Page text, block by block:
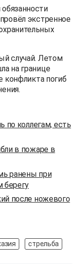
экстренное
случай. Летом
на границе
конфликта погиб
по коллегам, есть
в пожаре в
ранены при
берегу
после ножевого
стрельба